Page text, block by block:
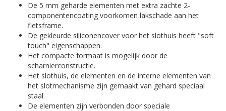
De 5 mm geharde elementen met extra zachte 2-
componentencoating voorkomen lakschade aan het
fietsframe.
De gekleurde siliconencover voor het slothuis heeft "soft
touch" eigenschappen.
Het compacte formaat is mogelijk door de
scharnierconstructie.
Het slothuis, de elementen en de interne elementen van
het slotmechanisme zijn gemaakt van gehard speciaal
staal.
De elementen zijn verbonden door speciale